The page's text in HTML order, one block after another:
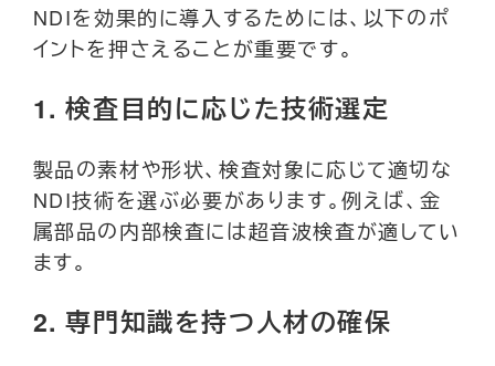
NDIを効果的に導入するためには、以下のポ
イントを押さえることが重要です。
1.検査目的に応じた技術選定
製品の素材や形状、検査対象に応じて適切な
NDI技術を選ぶ必要があります。例えば、金
属部品の内部検査には超音波検査が適してい
ます。
2.専門知識を持つ人材の確保